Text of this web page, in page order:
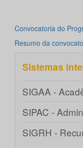
Convocatoria do
Resumo da
Sistemas
SIGAA -
SIPAC -
SIGRH -